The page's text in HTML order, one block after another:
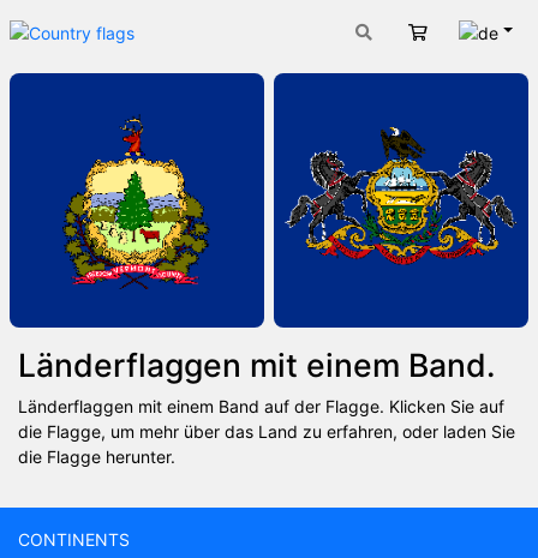
Warenkorb
Länderflaggen mit einem Band.
Länderflaggen mit einem Band auf der Flagge. Klicken Sie auf
die Flagge, um mehr über das Land zu erfahren, oder laden Sie
die Flagge herunter.
CONTINENTS